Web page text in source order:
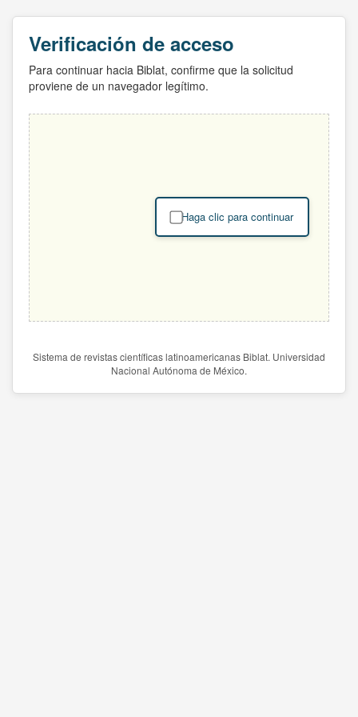
Verificación de acceso
Para continuar hacia Biblat, confirme que la solicitud
proviene de un navegador legítimo.
Haga clic para continuar
Sistema de revistas científicas latinoamericanas Biblat. Universidad
Nacional Autónoma de México.